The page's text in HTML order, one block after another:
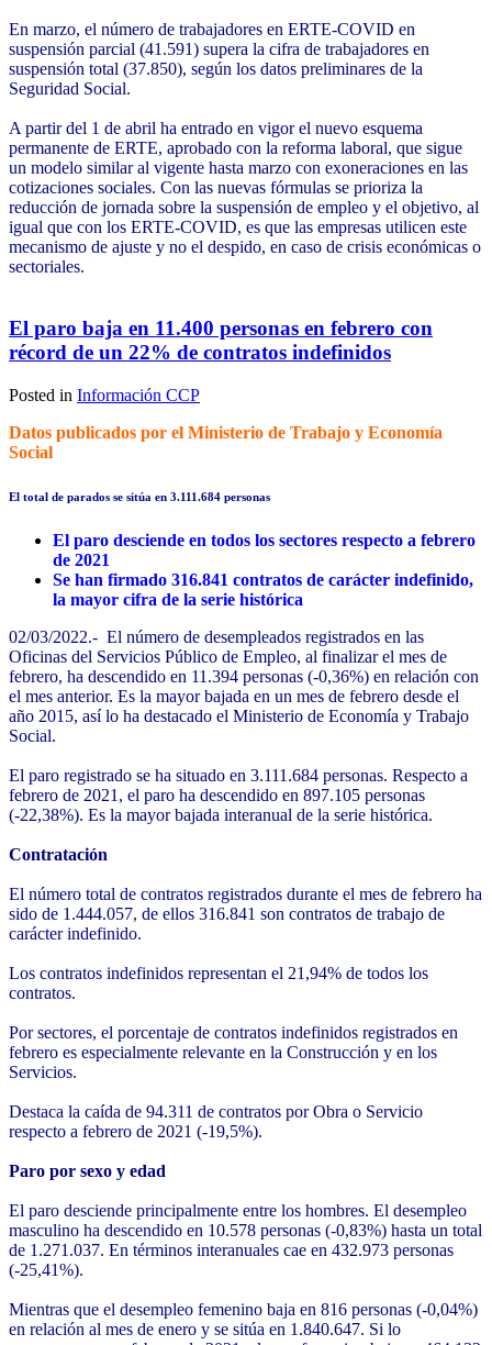
En marzo, el número de trabajadores en ERTE-COVID en
suspensión parcial (41.591) supera la cifra de trabajadores en
suspensión total (37.850), según los datos preliminares de la
Seguridad Social.
A partir del 1 de abril ha entrado en vigor el nuevo esquema
permanente de ERTE, aprobado con la reforma laboral, que sigue
un modelo similar al vigente hasta marzo con exoneraciones en las
cotizaciones sociales. Con las nuevas fórmulas se prioriza la
reducción de jornada sobre la suspensión de empleo y el objetivo, al
igual que con los ERTE-COVID, es que las empresas utilicen este
mecanismo de ajuste y no el despido, en caso de crisis económicas o
sectoriales.
El paro baja en 11.400 personas en febrero con
récord de un 22% de contratos indefinidos
Posted in Información CCP
Datos publicados por el Ministerio de Trabajo y Economía
Social
El total de parados se sitúa en 3.111.684 personas
El paro desciende en todos los sectores respecto a febrero
de 2021
Se han firmado 316.841 contratos de carácter indefinido,
la mayor cifra de la serie histórica
02/03/2022.- El número de desempleados registrados en las
Oficinas del Servicios Público de Empleo, al finalizar el mes de
febrero, ha descendido en 11.394 personas (-0,36%) en relación con
el mes anterior. Es la mayor bajada en un mes de febrero desde el
año 2015, así lo ha destacado el Ministerio de Economía y Trabajo
Social.
El paro registrado se ha situado en 3.111.684 personas. Respecto a
febrero de 2021, el paro ha descendido en 897.105 personas
(-22,38%). Es la mayor bajada interanual de la serie histórica.
Contratación
El número total de contratos registrados durante el mes de febrero ha
sido de 1.444.057, de ellos 316.841 son contratos de trabajo de
carácter indefinido.
Los contratos indefinidos representan el 21,94% de todos los
contratos.
Por sectores, el porcentaje de contratos indefinidos registrados en
febrero es especialmente relevante en la Construcción y en los
Servicios.
Destaca la caída de 94.311 de contratos por Obra o Servicio
respecto a febrero de 2021 (-19,5%).
Paro por sexo y edad
El paro desciende principalmente entre los hombres. El desempleo
masculino ha descendido en 10.578 personas (-0,83%) hasta un total
de 1.271.037. En términos interanuales cae en 432.973 personas
(-25,41%).
Mientras que el desempleo femenino baja en 816 personas (-0,04%)
en relación al mes de enero y se sitúa en 1.840.647. Si lo